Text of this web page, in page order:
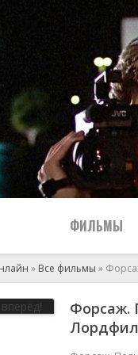
ФИЛЬМЫ
2024
» Все фильмы »
Форсаж.